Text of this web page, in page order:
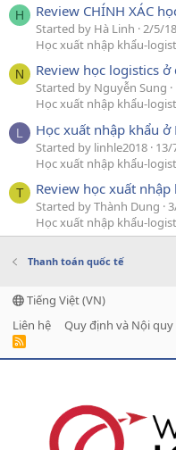
H Review CHÍNH XÁC
Started by Hà Linh 2/5/18
Học xuất nhập khẩu-
N Review học logistics ở
Started by Nguyễn Sung
Học xuất nhập khẩu-
L Học xuất nhập khẩu
Started by linhle2018 13/
Học xuất nhập khẩu-
T Review học xuất
Started by Thành Dung
Học xuất nhập khẩu-
Thanh toán quốc tế
Tiếng Việt (VN)
Liên hệ
Quy định và Nội quy
R